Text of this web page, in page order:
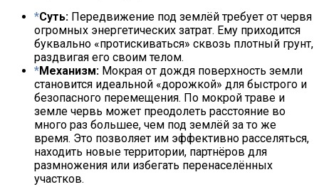
Суть: Передвижение под землёй требует от червя
огромных энергетических затрат. Ему приходится
буквально «протискиваться» сквозь плотный грунт,
раздвигая его своим телом.
Механизм: Мокрая от дождя поверхность земли
становится идеальной «дорожкой» для быстрого и
безопасного перемещения. По мокрой траве и
земле червь может преодолеть расстояние во
много раз большее, чем под землёй за то же
время. Это позволяет им эффективно расселяться,
находить новые территории, партнёров для
размножения или избегать перенаселённых
участков.